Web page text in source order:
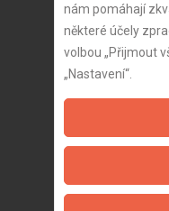
nám pomáhají
některé účely
volbou „Přijmout
„Nastavení“.